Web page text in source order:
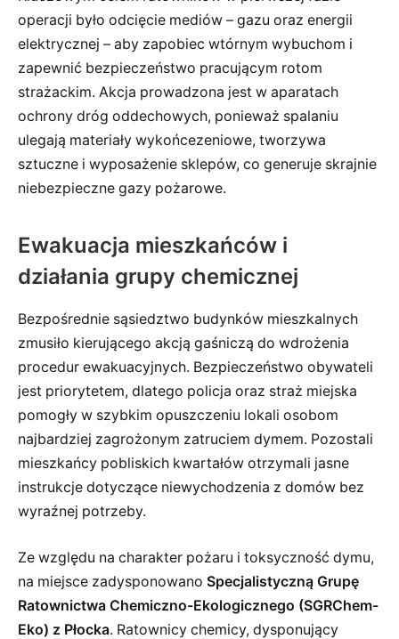
operacji było odcięcie mediów – gazu oraz energii
elektrycznej – aby zapobiec wtórnym wybuchom i
zapewnić bezpieczeństwo pracującym rotom
strażackim. Akcja prowadzona jest w aparatach
ochrony dróg oddechowych, ponieważ spalaniu
ulegają materiały wykońcezeniowe, tworzywa
sztuczne i wyposażenie sklepów, co generuje skrajnie
niebezpieczne gazy pożarowe.
Ewakuacja mieszkańców i
działania grupy chemicznej
Bezpośrednie sąsiedztwo budynków mieszkalnych
zmusiło kierującego akcją gaśniczą do wdrożenia
procedur ewakuacyjnych. Bezpieczeństwo obywateli
jest priorytetem, dlatego policja oraz straż miejska
pomogły w szybkim opuszczeniu lokali osobom
najbardziej zagrożonym zatruciem dymem. Pozostali
mieszkańcy pobliskich kwartałów otrzymali jasne
instrukcje dotyczące niewychodzenia z domów bez
wyraźnej potrzeby.
Ze względu na charakter pożaru i toksyczność dymu,
na miejsce zadysponowano Specjalistyczną Grupę
Ratownictwa Chemiczno-Ekologicznego (SGRChem-
Eko) z Płocka. Ratownicy chemicy, dysponujący